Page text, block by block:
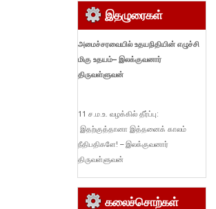
இதழுரைகள்
அமைச்சரவையில் உதயநிதியின் எழுச்சி
மிகு உதயம்– இலக்குவனார்
திருவள்ளுவன்
11 ச.ம.உ. வழக்கில் தீர்ப்பு:
இதற்குத்தானா இத்தனைக் காலம்
நீதிபதிகளே! – இலக்குவனார்
திருவள்ளுவன்
கலைச்சொற்கள்